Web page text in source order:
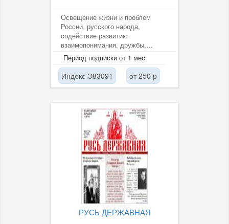
Освещение жизни и проблем
России, русского народа,
содействие развитию
взаимопонимания, дружбы,
доверия и сотрудничества между
народами.
Период подписки от 1 мес.
Индекс Э83091 от 250 p
РУСЬ ДЕРЖАВНАЯ